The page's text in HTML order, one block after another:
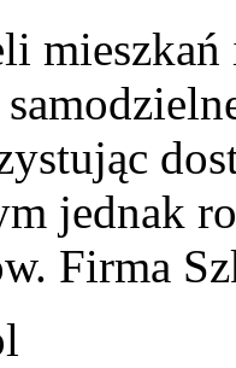
jednak
Firma